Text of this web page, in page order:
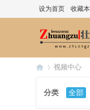
设为首页 收藏
视频中心
分类 全部